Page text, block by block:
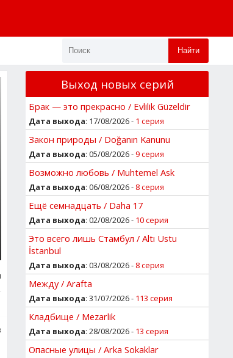
Найти
Выход новых серий
Брак — это прекрасно / Evlilik Güzeldir
Дата выхода: 17/08/2026 - 1 серия
Закон природы / Doğanın Kanunu
Дата выхода: 05/08/2026 -9 серия
Возможно любовь / Muhtemel Ask
Дата выхода: 06/08/2026 - 8 серия
Ещё семнадцать / Daha 17
Дата выхода: 02/08/2026 - 10 серия
Это всего лишь Стамбул / Altı Ustu
İstanbul
Дата выхода: 03/08/2026 - 8 серия
Между / Arafta
Дата выхода: 31/07/2026 - 113 серия
Кладбище / Mezarlik
Дата выхода: 28/08/2026 - 13 серия
Опасные улицы / Arka Sokaklar